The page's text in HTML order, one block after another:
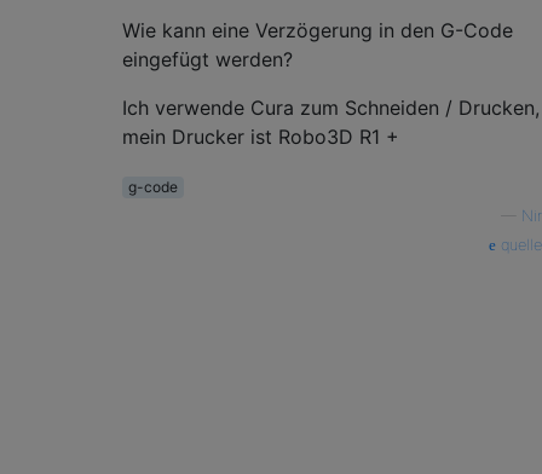
Wie kann eine Verzögerung in den G-Code
eingefügt werden?
Ich verwende Cura zum Schneiden / Drucken,
mein Drucker ist Robo3D R1 +
g-code
Nir
quelle